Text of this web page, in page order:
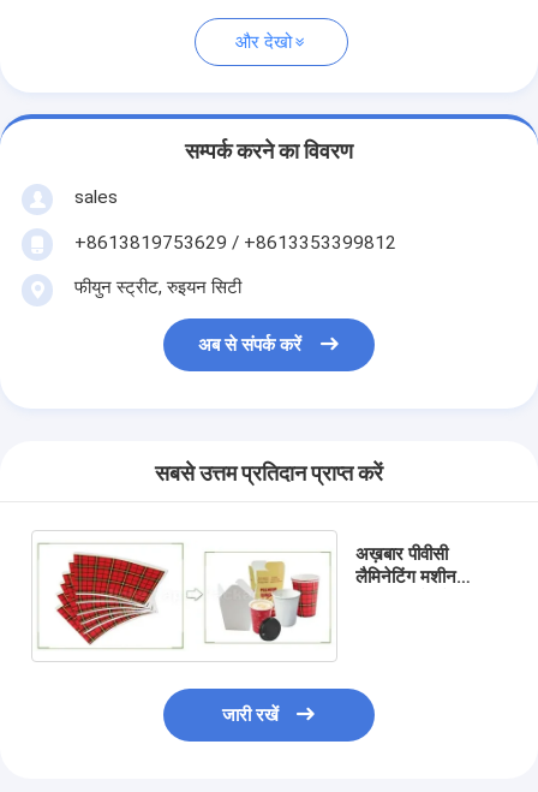
और देखो
सम्पर्क करने का विवरण
sales
+8613819753629 / +8613353399812
फीयुन स्ट्रीट, रुइयन सिटी
अब से संपर्क करें
सबसे उत्तम प्रतिदान प्राप्त करें
अख़बार पीवीसी
लैमिनेटिंग मशीन
जारी रखें